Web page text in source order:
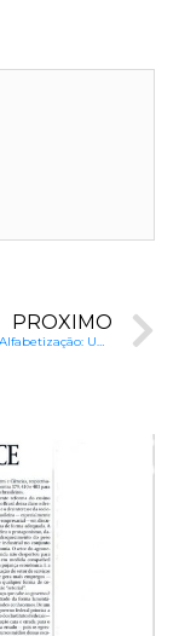
PRÓXIMO
Métodos de Alfabetização: Uma Visão da Ciência da Leitura